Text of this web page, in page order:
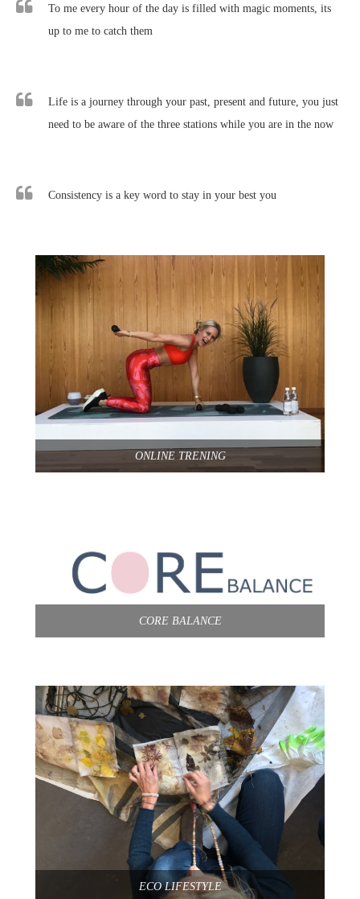
To me every hour of the day is filled with magic moments, its
up to me to catch them
Life is a journey through your past, present and future, you just
need to be aware of the three stations while you are in the now
Consistency is a key word to stay in your best you
ONLINE TRENING
CORE BALANCE
ECO LIFESTYLE